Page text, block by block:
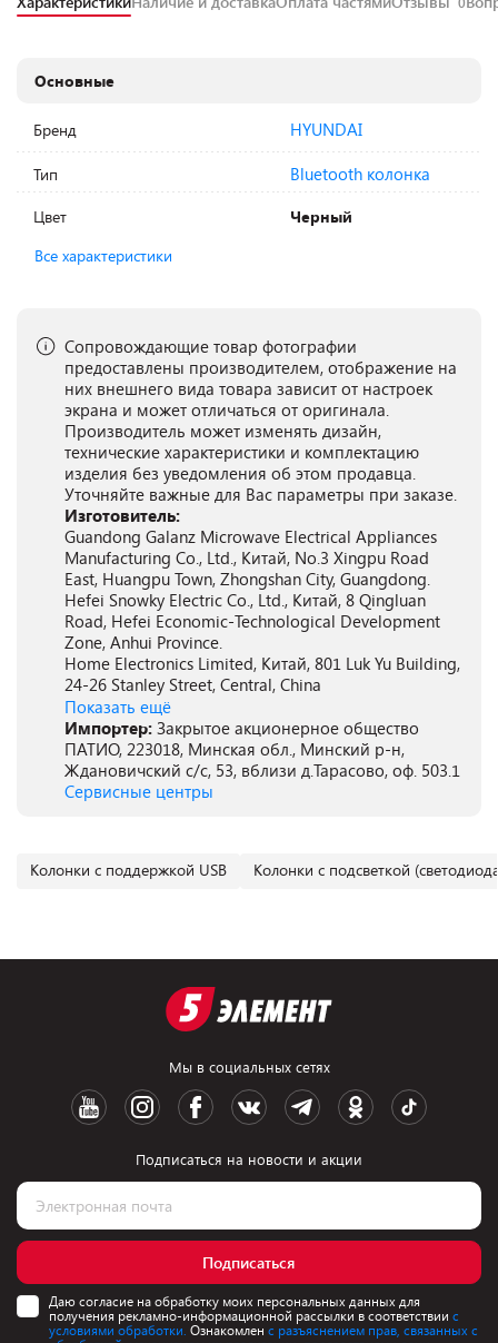
Основные
Бренд HYUNDAI
Тип Bluetooth колонка
Цвет
Черный
Все характеристики
Сопровождающие товар фотографии
предоставлены производителем, отображение на
них внешнего вида товара зависит от настроек
экрана и может отличаться от оригинала.
Производитель может изменять дизайн,
технические характеристики и комплектацию
изделия без уведомления об этом продавца.
Уточняйте важные для Вас параметры при заказе.
Изготовитель:
Guandong Galanz Microwave Electrical Appliances
Manufacturing Co., Ltd., Китай, No.3 Xingpu Road
East, Huangpu Town, Zhongshan City, Guangdong.
Hefei Snowky Electric Co., Ltd., Китай, 8 Qingluan
Road, Hefei Economic-Technological Development
Zone, Anhui Province.
Home Electronics Limited, Китай, 801 Luk Yu Building,
24-26 Stanley Street, Central, China
Показать ещё
Импортер: Закрытое акционерное общество
ПАТИО, 223018, Минская обл., Минский р-н,
Ждановичский с/с, 53, вблизи д.Тарасово, оф. 503.1
Сервисные центры
Колонки с поддержкой USB Колонки с подсветкой
Мы в социальных сетях
Подписаться на новости и акции
Подписаться
Даю согласие на обработку моих персональных данных для
получения рекламно-информационной рассылки в соответствии с
условиями обработки. Ознакомлен с разъяснением прав, связанных с